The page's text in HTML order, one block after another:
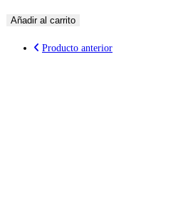
Añadir al carrito
Producto anterior